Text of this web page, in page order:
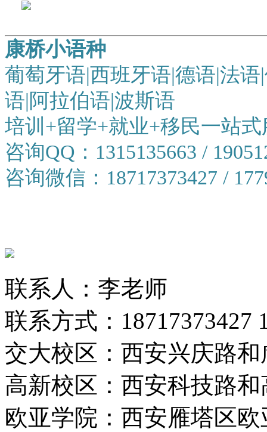
康桥小语种
葡萄牙语|西班牙语|德语|法
语|阿拉伯语|波斯语
培训+留学+就业+移民一站式
咨询QQ：1315135663 /
咨询微信：18717373427 /
联系人：李老师
联系方式：18717373427
交大校区：西安兴庆路
高新校区：西安科技路
欧亚学院：西安雁塔区